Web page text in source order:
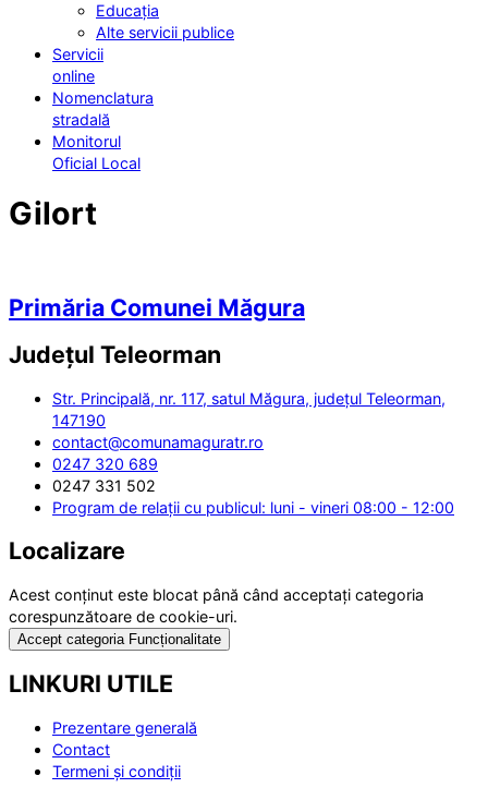
Educația
Alte servicii publice
Servicii
online
Nomenclatura
stradală
Monitorul
Oficial Local
Gilort
Primăria Comunei Măgura
Județul Teleorman
Str. Principală, nr. 117, satul Măgura, județul Teleorman,
147190
contact@comunamaguratr.ro
0247 320 689
0247 331 502
Program de relații cu publicul: luni - vineri 08:00 - 12:00
Localizare
Acest conținut este blocat până când acceptați categoria
corespunzătoare de cookie-uri.
Accept categoria Funcționalitate
LINKURI UTILE
Prezentare generală
Contact
Termeni și condiții